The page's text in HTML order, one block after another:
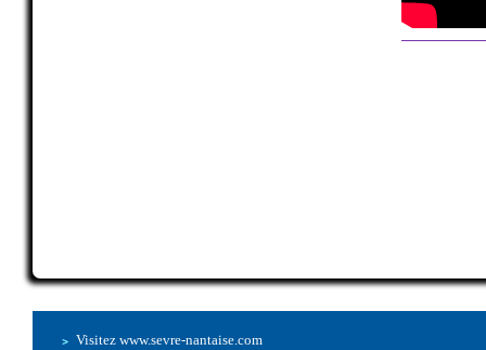
Visitez www.sevre-nantaise.com